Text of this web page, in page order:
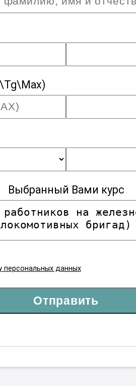
Выбранный Вами курс
персональных данных
Отправить